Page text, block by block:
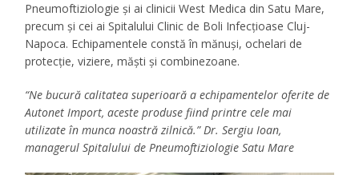
Pneumoftiziologie și ai clinicii West Medica din Satu Mare,
precum și cei ai Spitalului Clinic de Boli Infecțioase Cluj-
Napoca. Echipamentele constă în mănuși, ochelari de
protecție, viziere, măști și combinezoane.
“Ne bucură calitatea superioară a echipamentelor oferite de
Autonet Import, aceste produse fiind printre cele mai
utilizate în munca noastră zilnică.” Dr. Sergiu Ioan,
managerul Spitalului de Pneumoftiziologie Satu Mare